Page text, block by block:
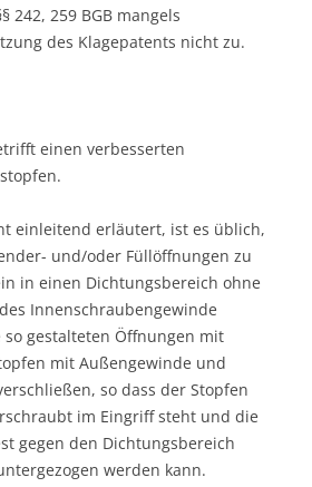
242, 259 BGB mangels
des Klagepatents nicht zu.
einen verbesserten
einleitend erläutert, ist es üblich,
und/oder Füllöffnungen zu
in einen Dichtungsbereich ohne
Innenschraubengewinde
gestalteten Öffnungen mit
mit Außengewinde und
so dass der Stopfen
im Eingriff steht und die
gegen den Dichtungsbereich
werden kann.